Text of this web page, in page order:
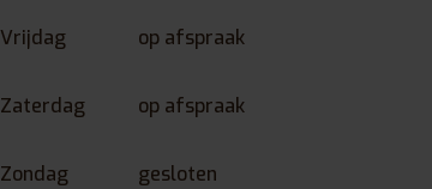
Vrijdag op afspraak
Zaterdag op afspraak
Zondag gesloten